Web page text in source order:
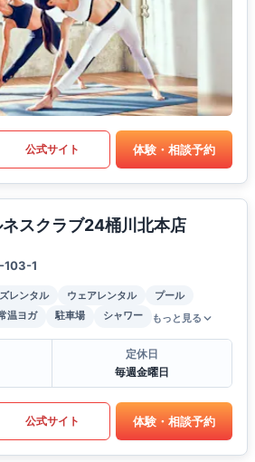
公式サイト 体験・相談予約
スクラブ24桶川北本店
103-1
レンタル ウェアレンタル
プール
温ヨガ 駐車場 シャワー もっと見る
定休日
毎週金曜日
公式サイト 体験・相談予約